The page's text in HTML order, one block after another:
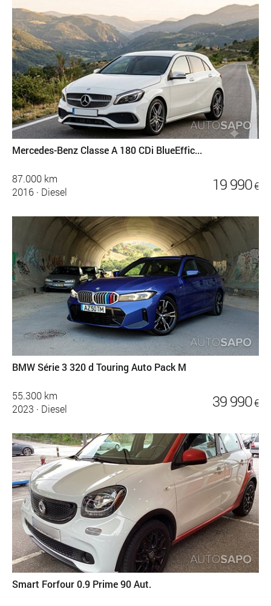
Mercedes-Benz Classe A 180 CDi BlueEffic...
87.000 km
2016 · Diesel 19 990 €
BMW Série 3 320 d Touring Auto Pack M
55.300 km
2023 · Diesel 39 990 €
Smart Forfour 0.9 Prime 90 Aut.